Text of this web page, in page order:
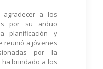
agradecer a los
por su arduo
planificación y
reunió a jóvenes
por la
ha brindado a los